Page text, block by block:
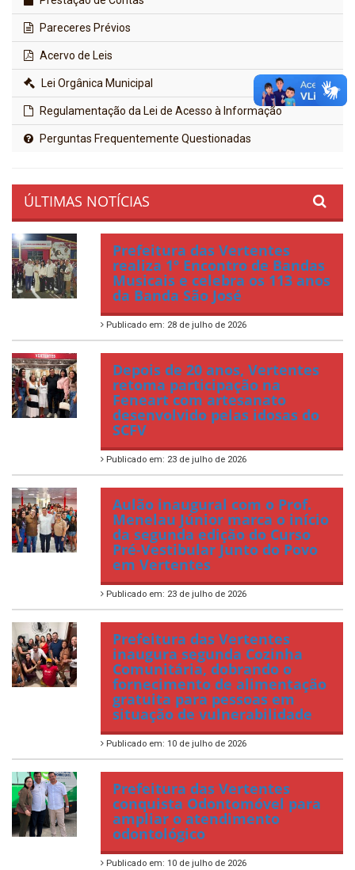
Pareceres Prévios
Acervo de Leis
Lei Orgânica Municipal
Regulamentação da Lei de Acesso à Informação
Perguntas Frequentemente Questionadas
ÚLTIMAS NOTÍCIAS
Prefeitura das Vertentes
realiza 1º Encontro de Bandas
Musicais e celebra os 113 anos
da Banda São José
Publicado em: 28 de julho de 2026
Depois de 20 anos, Vertentes
retoma participação na
Feneart com artesanato
desenvolvido pelas idosas do
SCFV
Publicado em: 23 de julho de 2026
Aulão inaugural com o Prof.
Menelau Júnior marca o início
da segunda edição do Curso
Pré-Vestibular Junto do Povo
em Vertentes
Publicado em: 23 de julho de 2026
Prefeitura das Vertentes
inaugura segunda Cozinha
Comunitária, dobrando o
fornecimento de alimentação
gratuita para pessoas em
situação de vulnerabilidade
Publicado em: 10 de julho de 2026
Prefeitura das Vertentes
conquista Odontomóvel para
ampliar o atendimento
odontológico
Publicado em: 10 de julho de 2026